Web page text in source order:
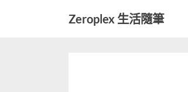
Zeroplex 生活隨筆